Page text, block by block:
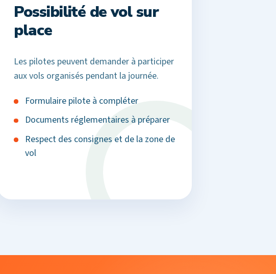
Possibilité de vol sur
place
Les pilotes peuvent demander à participer
aux vols organisés pendant la journée.
Formulaire pilote à compléter
Documents réglementaires à préparer
Respect des consignes et de la zone de
vol